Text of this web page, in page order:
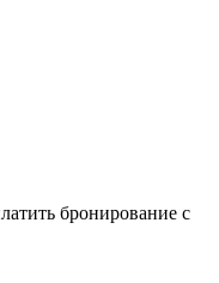
бронирование с